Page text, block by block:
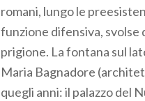
romani, lungo le
funzione difensiva, svolse
prigione. La fontana sul
Maria Bagnadore
quegli anni: il palazzo del